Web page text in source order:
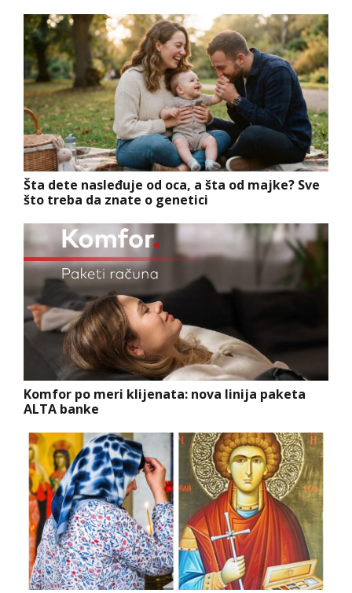
Šta dete nasleđuje od oca, a šta od majke? Sve
što treba da znate o genetici
Komfor po meri klijenata: nova linija paketa
ALTA banke